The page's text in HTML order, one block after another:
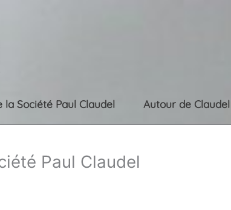
la Société Paul Claudel Autour de Claudel
Paul Claudel